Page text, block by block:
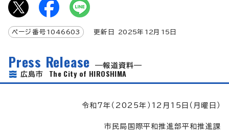
ページ番号 1046603 更新日 2025年 12月 15 日
Press Release
報道資料
広島市 The City of HIROSHIMA
令和7年（2025年）12月15日（月曜日）
市民局国際平和推進部平和推進課